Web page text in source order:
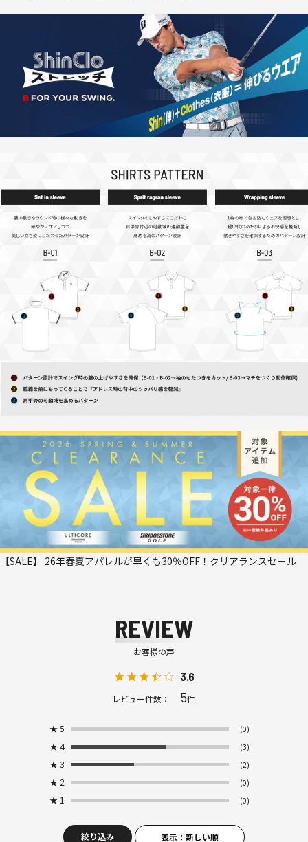
【SALE】 26年春夏アパレルが早くも30％OFF！クリアランスセール
REVIEW
お客様の声
3.6
レビュー件数： 5件
★ 5 (0)
★ 4 (3)
★ 3 (2)
★ 2 (0)
★ 1 (0)
絞り込み 表示：新しい順